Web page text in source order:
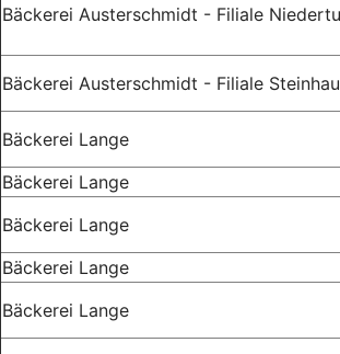
Bäckerei Austerschmidt - Filiale
Bäckerei Austerschmidt - Filiale
Bäckerei Lange
Bäckerei Lange
Bäckerei Lange
Bäckerei Lange
Bäckerei Lange